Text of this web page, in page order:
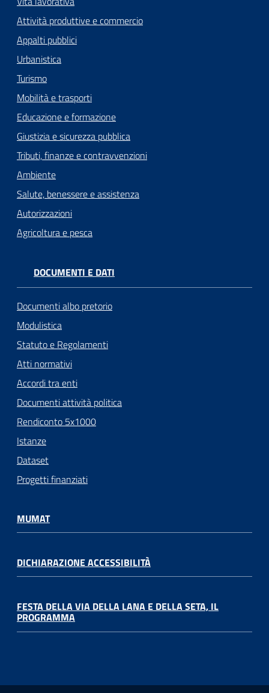
Attività produttive e commercio
Appalti pubblici
Urbanistica
Turismo
Mobilità e trasporti
Educazione e formazione
Giustizia e sicurezza pubblica
Tributi, finanze e contravvenzioni
Ambiente
Salute, benessere e assistenza
Autorizzazioni
Agricoltura e pesca
DOCUMENTI E DATI
Documenti albo pretorio
Modulistica
Statuto e Regolamenti
Atti normativi
Accordi tra enti
Documenti attività politica
Rendiconto 5x1000
Istanze
Dataset
Progetti finanziati
MUMAT
DICHIARAZIONE ACCESSIBILITÀ
FESTA DELLA VIA DELLA LANA E DELLA SETA, IL
PROGRAMMA